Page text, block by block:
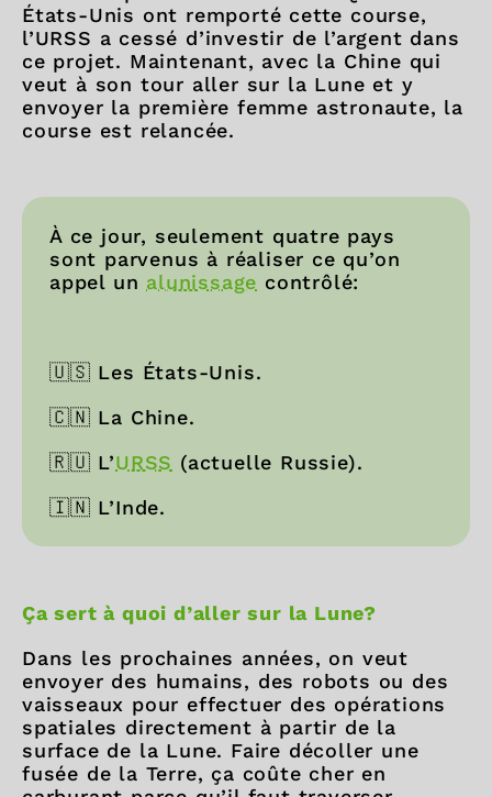
États-Unis ont remporté cette course,
l’URSS a cessé d’investir de l’argent dans
ce projet. Maintenant, avec la Chine qui
veut à son tour aller sur la Lune et y
envoyer la première femme astronaute, la
course est relancée.
À ce jour, seulement quatre pays
sont parvenus à réaliser ce qu’on
appel un alunissage contrôlé:
🇺🇸 Les États-Unis.
🇨🇳 La Chine.
🇷🇺 L’URSS (actuelle Russie).
🇮🇳 L’Inde.
Ça sert à quoi d’aller sur la Lune?
Dans les prochaines années, on veut
envoyer des humains, des robots ou des
vaisseaux pour effectuer des opérations
spatiales directement à partir de la
surface de la Lune. Faire décoller une
fusée de la Terre, ça coûte cher en